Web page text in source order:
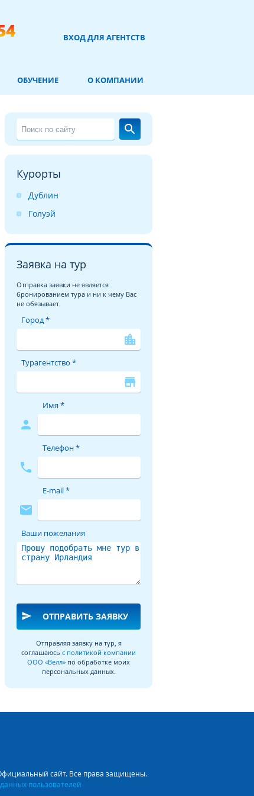
ВХОД ДЛЯ АГЕНТСТВ
ОБУЧЕНИЕ О КОМПАНИИ
search
Курорты
Дублин
Голуэй
Заявка на тур
Отправка заявки не является
бронированием тура и ни к чему Вас
не обязывает.
Город *
location_city
Турагентство *
store
person
Имя *
phone
Телефон *
mail
E-mail *
Ваши пожелания
send ОТПРАВИТЬ ЗАЯВКУ
Отправляя заявку на тур, я
соглашаюсь с политикой компании
ООО «Велл» по обработке моих
персональных данных.
сайт. Все права защищены.
пользователей